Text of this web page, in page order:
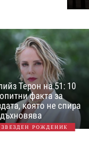
Терон на 51: 10
факта за
която не спира
ЗВЕЗДЕН РОЖДЕНИК